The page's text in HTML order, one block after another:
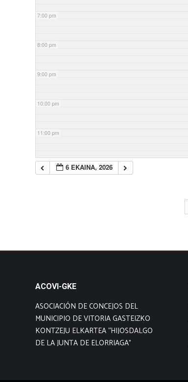
7:00 pm
8:00 pm
9:00 pm
10:00 pm
11:00 pm
6 EKAINA, 2026
ACOVI-GKE
ASOCIACIÓN DE CONCEJOS DEL
MUNICIPIO DE VITORIA GASTEIZKO
KONTZEJU ELKARTEA “HIJOSDALGO
DE LA JUNTA DE ELORRIAGA”